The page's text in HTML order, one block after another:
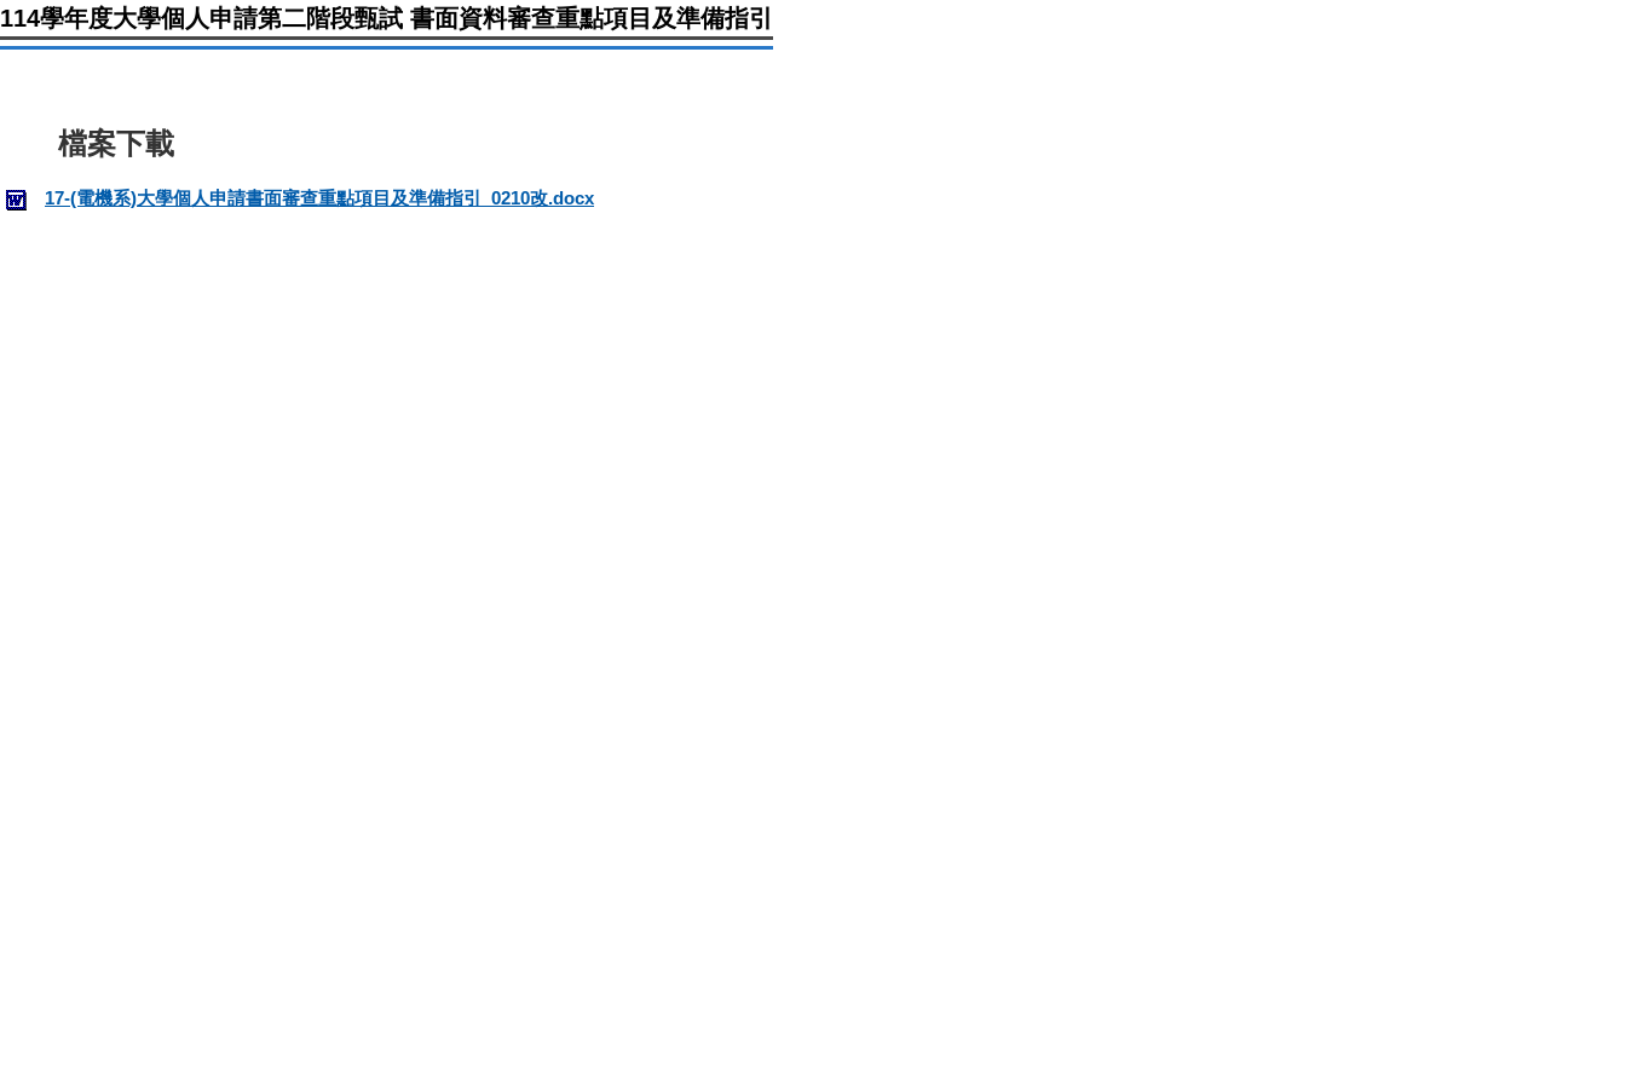
114學年度大學個人申請第二階段甄試 書面資料審查重點項目及準備指引
17-(電機系)大學個人申請書面審查重點項目及準備指引_0210改.docx